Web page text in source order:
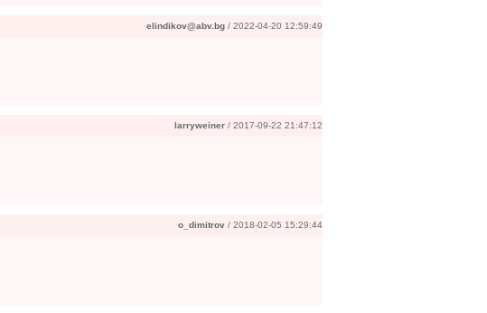
elindikov@abv.bg / 2022-04-20 12:59:49
larryweiner / 2017-09-22 21:47:12
o_dimitrov / 2018-02-05 15:29:44